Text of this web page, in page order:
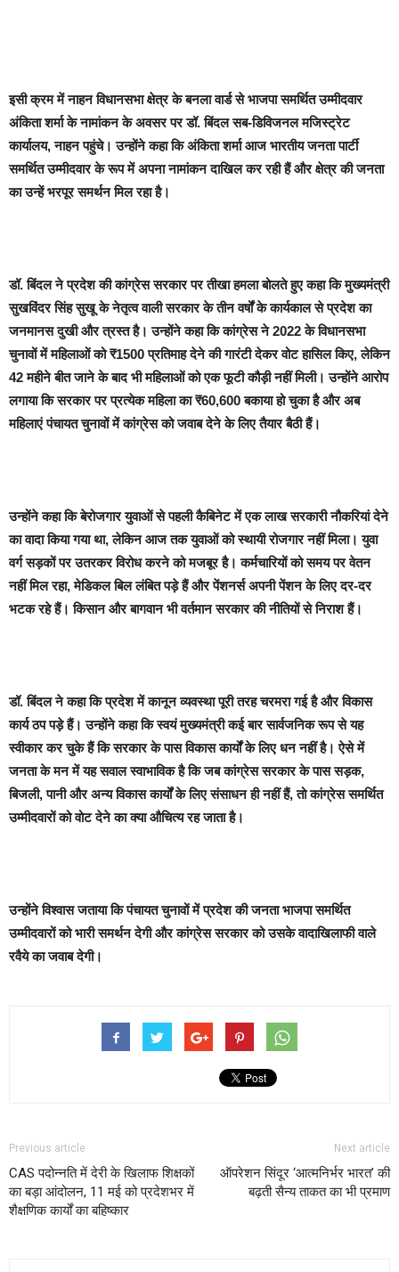
इसी क्रम में नाहन विधानसभा क्षेत्र के बनला वार्ड से भाजपा समर्थित उम्मीदवार
अंकिता शर्मा के नामांकन के अवसर पर डॉ. बिंदल सब-डिविजनल मजिस्ट्रेट
कार्यालय, नाहन पहुंचे। उन्होंने कहा कि अंकिता शर्मा आज भारतीय जनता पार्टी
समर्थित उम्मीदवार के रूप में अपना नामांकन दाखिल कर रही हैं और क्षेत्र की जनता
का उन्हें भरपूर समर्थन मिल रहा है।
डॉ. बिंदल ने प्रदेश की कांग्रेस सरकार पर तीखा हमला बोलते हुए कहा कि मुख्यमंत्री
सुखविंदर सिंह सुखू के नेतृत्व वाली सरकार के तीन वर्षों के कार्यकाल से प्रदेश का
जनमानस दुखी और त्रस्त है। उन्होंने कहा कि कांग्रेस ने 2022 के विधानसभा
चुनावों में महिलाओं को ₹1500 प्रतिमाह देने की गारंटी देकर वोट हासिल किए, लेकिन
42 महीने बीत जाने के बाद भी महिलाओं को एक फूटी कौड़ी नहीं मिली। उन्होंने आरोप
लगाया कि सरकार पर प्रत्येक महिला का ₹60,600 बकाया हो चुका है और अब
महिलाएं पंचायत चुनावों में कांग्रेस को जवाब देने के लिए तैयार बैठी हैं।
उन्होंने कहा कि बेरोजगार युवाओं से पहली कैबिनेट में एक लाख सरकारी नौकरियां देने
का वादा किया गया था, लेकिन आज तक युवाओं को स्थायी रोजगार नहीं मिला। युवा
वर्ग सड़कों पर उतरकर विरोध करने को मजबूर है। कर्मचारियों को समय पर वेतन
नहीं मिल रहा, मेडिकल बिल लंबित पड़े हैं और पेंशनर्स अपनी पेंशन के लिए दर-दर
भटक रहे हैं। किसान और बागवान भी वर्तमान सरकार की नीतियों से निराश हैं।
डॉ. बिंदल ने कहा कि प्रदेश में कानून व्यवस्था पूरी तरह चरमरा गई है और विकास
कार्य ठप पड़े हैं। उन्होंने कहा कि स्वयं मुख्यमंत्री कई बार सार्वजनिक रूप से यह
स्वीकार कर चुके हैं कि सरकार के पास विकास कार्यों के लिए धन नहीं है। ऐसे में
जनता के मन में यह सवाल स्वाभाविक है कि जब कांग्रेस सरकार के पास सड़क,
बिजली, पानी और अन्य विकास कार्यों के लिए संसाधन ही नहीं हैं, तो कांग्रेस समर्थित
उम्मीदवारों को वोट देने का क्या औचित्य रह जाता है।
उन्होंने विश्वास जताया कि पंचायत चुनावों में प्रदेश की जनता भाजपा समर्थित
उम्मीदवारों को भारी समर्थन देगी और कांग्रेस सरकार को उसके वादाखिलाफी वाले
रवैये का जवाब देगी।
Previous article
CAS पदोन्नति में देरी के खिलाफ शिक्षकों
का बड़ा आंदोलन, 11 मई को प्रदेशभर में
शैक्षणिक कार्यों का बहिष्कार
Next article
ऑपरेशन सिंदूर ‘आत्मनिर्भर भारत’ की
बढ़ती सैन्य ताकत का भी प्रमाण